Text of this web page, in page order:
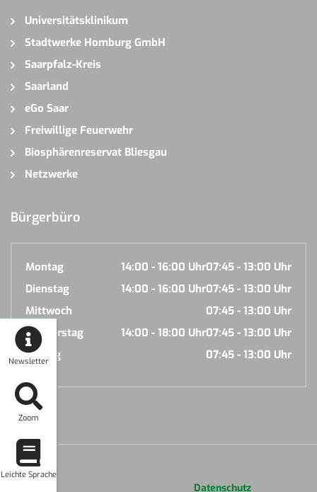
Newsletter
Zoom
Leichte Sprache
Universitätsklinikum
Stadtwerke Homburg GmbH
Saarpfalz-Kreis
Saarland
eGo Saar
Freiwillige Feuerwehr
Biosphärenreservat Bliesgau
Netzwerke
Bürgerbüro
Montag 07:45 - 13:00 Uhr
14:00 - 16:00 Uhr
Dienstag
07:45 - 13:00 Uhr
14:00 - 16:00 Uhr
Mittwoch
07:45 - 13:00 Uhr
Donnerstag
07:45 - 13:00 Uhr
14:00 - 18:00 Uhr
Freitag
07:45 - 13:00 Uhr
Datenschutz